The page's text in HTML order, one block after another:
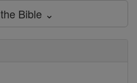
Bible ⌄